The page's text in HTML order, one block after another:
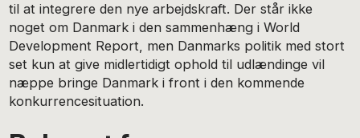
til at integrere den nye arbejdskraft. Der står ikke
noget om Danmark i den sammenhæng i World
Development Report, men Danmarks politik med stort
set kun at give midlertidigt ophold til udlændinge vil
næppe bringe Danmark i front i den kommende
konkurrencesituation.